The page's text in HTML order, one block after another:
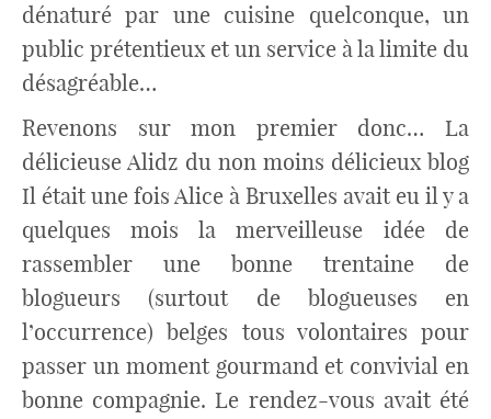
dénaturé par une cuisine quelconque, un
public prétentieux et un service à la limite du
désagréable…
Revenons sur mon premier donc… La
délicieuse Alidz du non moins délicieux blog
Il était une fois Alice à Bruxelles avait eu il y a
quelques mois la merveilleuse idée de
rassembler une bonne trentaine de
blogueurs (surtout de blogueuses en
l’occurrence) belges tous volontaires pour
passer un moment gourmand et convivial en
bonne compagnie. Le rendez-vous avait été